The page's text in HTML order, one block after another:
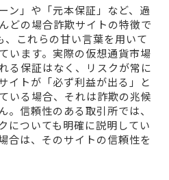
ン」や「元本保証」など、過
どの場合詐欺サイトの特徴で
これらの甘い言葉を用いて
います。実際の仮想通貨市場
る保証はなく、リスクが常に
イトが「必ず利益が出る」と
いる場合、それは詐欺の兆候
。信頼性のある取引所では、
についても明確に説明してい
合は、そのサイトの信頼性を